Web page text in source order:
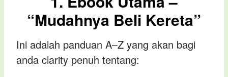
“Mudahnya Beli Kereta”
Ini adalah panduan A–Z yang akan bagi
anda clarity penuh tentang: